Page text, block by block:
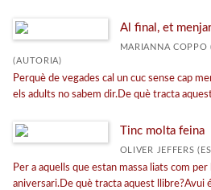
Al final, et
MARIANNA
(AUTORIA)
Perquè de vegades cal un cuc sense cap
els adults no sabem dir.De què tracta
Tinc molta feina
OLIVER JEFFERS
Per a aquells que estan massa liats com
aniversari.De què tracta aquest llibre?Avui